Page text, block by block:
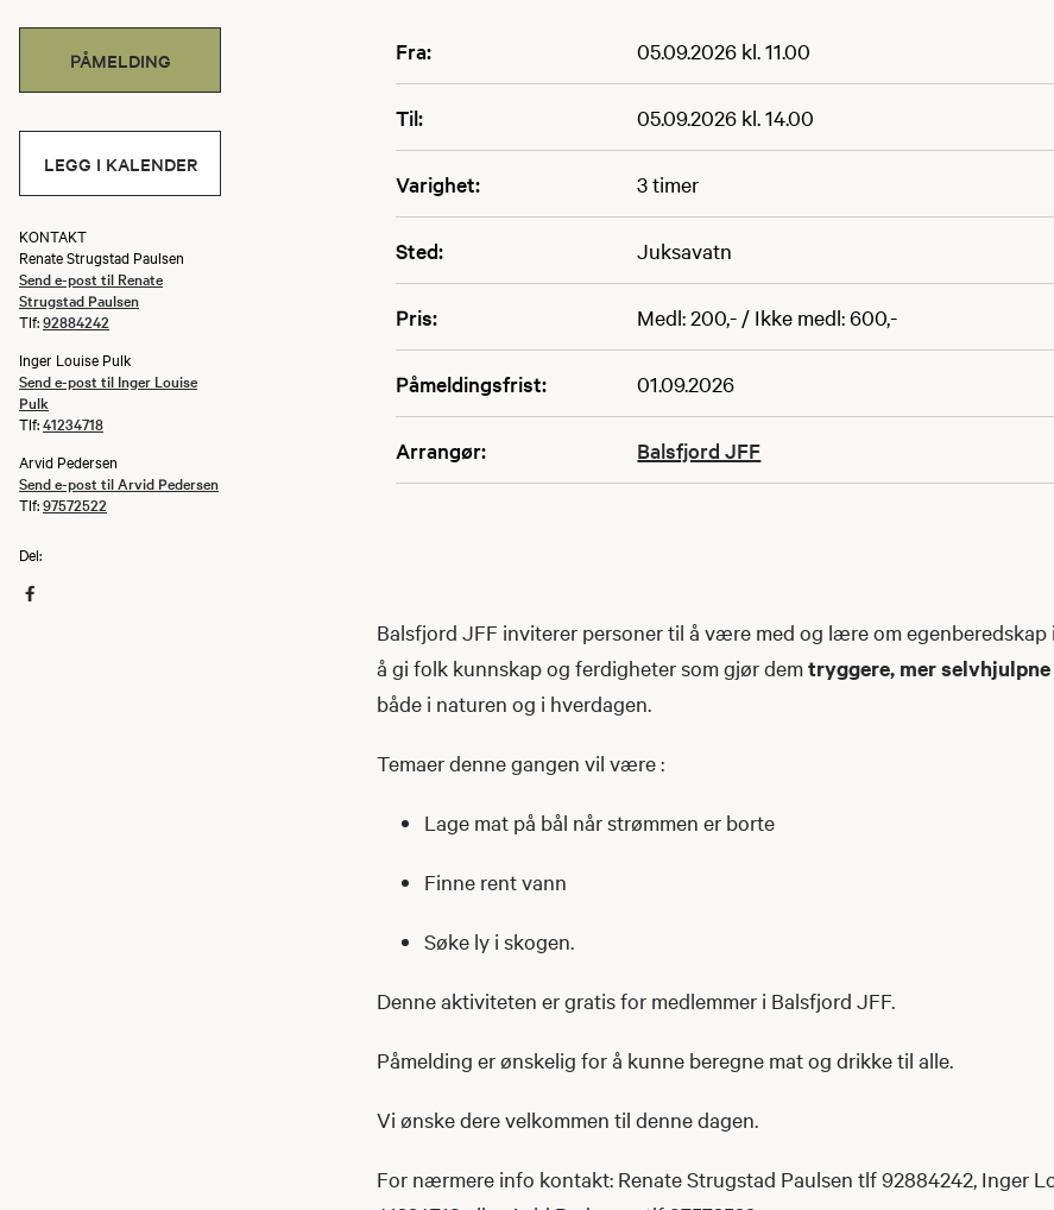
Fra: 05.09.2026 kl. 11.00
Til: 05.09.2026 kl. 14.00
Varighet: 3 timer
Sted: Juksavatn
Pris: Medl: 200,- / Ikke medl: 600,-
Påmeldingsfrist: 01.09.2026
Arrangør: Balsfjord JFF
PÅMELDING
LEGG I KALENDER
KONTAKT
Renate Strugstad Paulsen
Send e-post til Renate
Strugstad Paulsen
Tlf:92884242
Inger Louise Pulk
Send e-post til Inger Louise
Pulk
Tlf:41234718
Arvid Pedersen
Send e-post til Arvid Pedersen
Tlf:97572522
Del:
Balsfjord JFF inviterer personer til å være med og lære om egenberedskap
å gi folk kunnskap og ferdigheter som gjør demtryggere, mer
både i naturen og i hverdagen.
Temaer denne gangen vil være :
Lage mat på bål når strømmen er borte
Finne rent vann
Søke ly i skogen.
Denne aktiviteten er gratis for medlemmer i Balsfjord JFF.
Påmelding er ønskelig for å kunne beregne mat og drikke til alle.
Vi ønske dere velkommen til denne dagen.
For nærmere info kontakt: Renate Strugstad Paulsen tlf 92884242, Inger